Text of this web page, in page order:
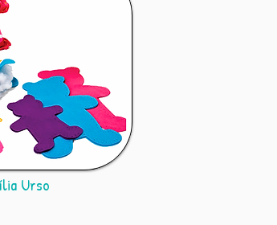
Urso